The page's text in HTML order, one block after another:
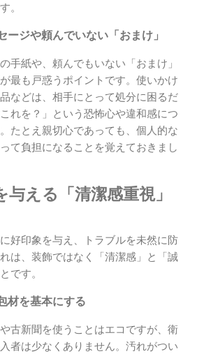
。
ージや頼んでいない「おまけ」
手紙や、頼んでもいない「おまけ」
最も戸惑うポイントです。使いかけ
などは、相手にとって処分に困るだ
れを？」という恐怖心や違和感につ
たとえ親切心であっても、個人的な
て負担になることを覚えておきまし
える「清潔感重視」
好印象を与え、トラブルを未然に防
は、装飾ではなく「清潔感」と「誠
です。
材を基本にする
古新聞を使うことはエコですが、衛
者は少なくありません。汚れがつい